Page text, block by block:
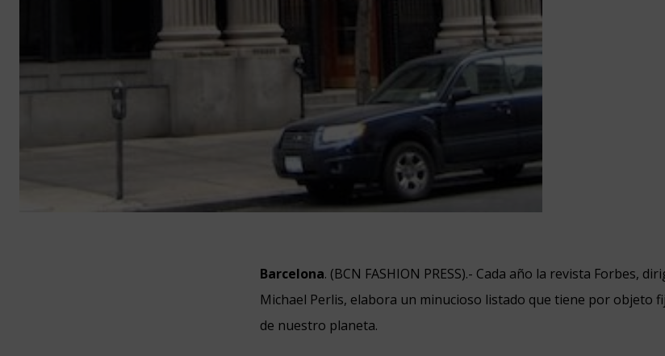
Barcelona. (BCN FASHION PRESS).- Cada año la revista Forbes,
Michael Perlis, elabora un minucioso listado que tiene por objeto
de nuestro planeta.